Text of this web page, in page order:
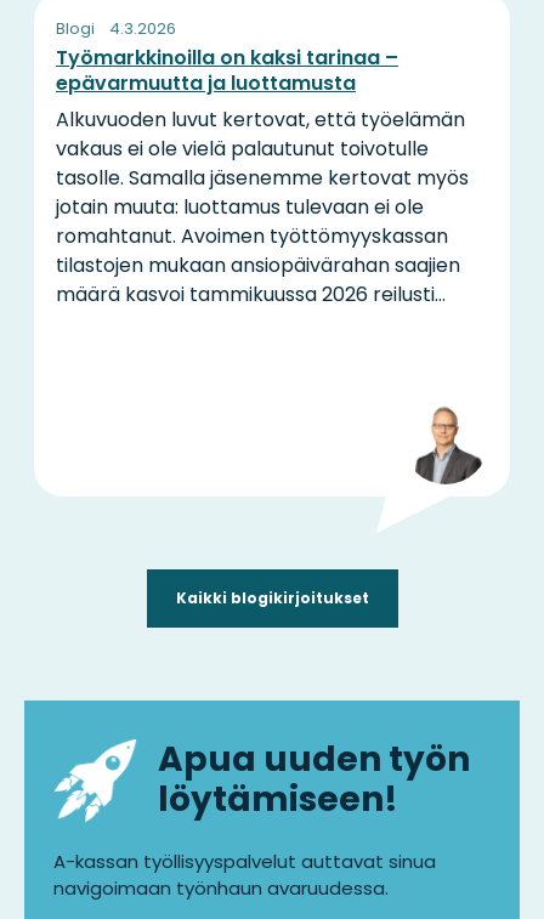
Blogi 4.3.2026
Työmarkkinoilla on kaksi tarinaa –
epävarmuutta ja luottamusta
Alkuvuoden luvut kertovat, että työelämän
vakaus ei ole vielä palautunut toivotulle
tasolle. Samalla jäsenemme kertovat myös
jotain muuta: luottamus tulevaan ei ole
romahtanut. Avoimen työttömyyskassan
tilastojen mukaan ansiopäivärahan saajien
määrä kasvoi tammikuussa 2026 reilusti...
Kaikki blogikirjoitukset
Apua uuden työn
löytämiseen!
A-kassan työllisyyspalvelut auttavat sinua
navigoimaan työnhaun avaruudessa.